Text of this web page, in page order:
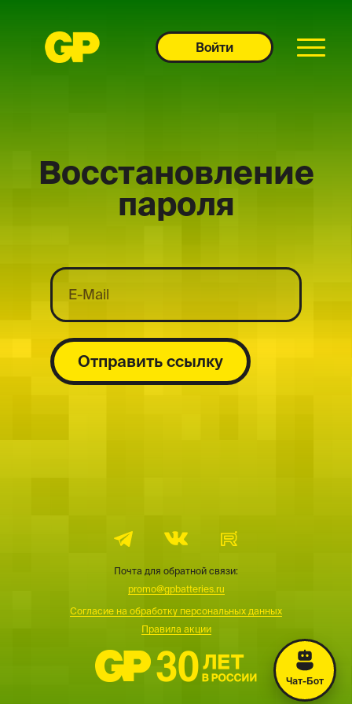
Войти
Восстановление
пароля
Отправить ссылку
Почта для обратной связи:
promo@gpbatteries.ru
Согласие на обработку персональных данных
Правила акции
Чат-Бот